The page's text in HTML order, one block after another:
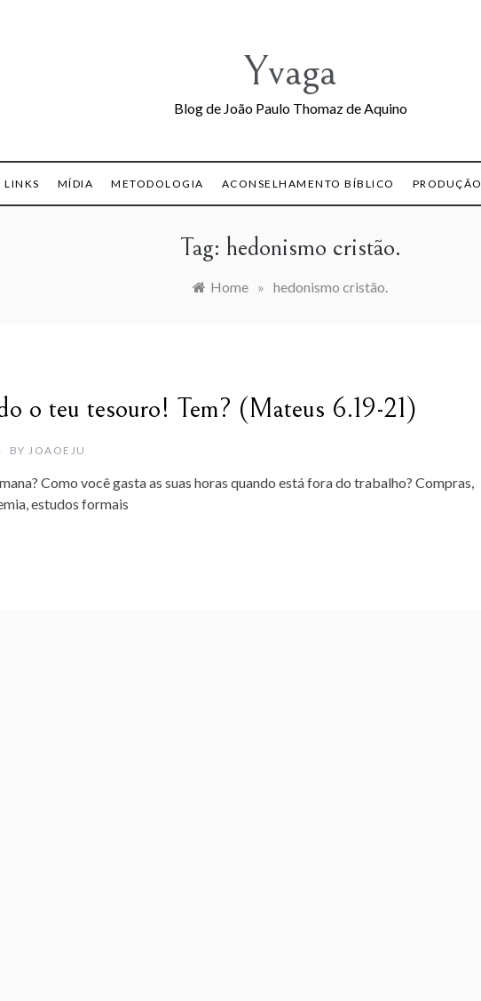
Yvaga
Blog de João Paulo Thomaz de Aquino
LINKS MÍDIA METODOLOGIA ACONSELHAMENTO BÍBLICO PRODUÇÃO
Tag: hedonismo cristão.
Home » hedonismo cristão.
o teu tesouro! Tem? (Mateus 6.19-21)
BY JOAOEJU
Como você gasta as suas horas quando está fora do trabalho? Compras,
estudos formais